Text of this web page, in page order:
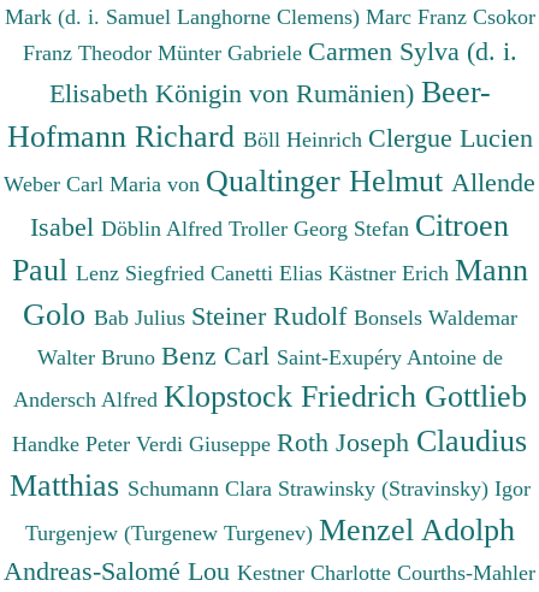
Mark (d. i. Samuel Langhorne Clemens) Marc Franz Csokor
Franz Theodor Münter Gabriele Carmen Sylva (d. i.
Elisabeth Königin von Rumänien) Beer-
Hofmann Richard Böll Heinrich Clergue Lucien
Weber Carl Maria von Qualtinger Helmut Allende
Isabel Döblin Alfred Troller Georg Stefan Citroen
Paul Lenz Siegfried Canetti Elias Kästner Erich Mann
Golo Bab Julius Steiner Rudolf Bonsels Waldemar
Walter Bruno Benz Carl Saint-Exupéry Antoine de
Andersch Alfred Klopstock Friedrich Gottlieb
Handke Peter Verdi Giuseppe Roth Joseph Claudius
Matthias Schumann Clara Strawinsky (Stravinsky) Igor
Turgenjew (Turgenew Turgenev) Menzel Adolph
Andreas-Salomé Lou Kestner Charlotte Courths-Mahler